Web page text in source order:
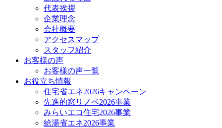
代表挨拶
企業理念
会社概要
アクセスマップ
スタッフ紹介
お客様の声
お客様の声一覧
お役立ち情報
住宅省エネ2026キャンペーン
先進的窓リノベ2026事業
みらいエコ住宅2026事業
給湯省エネ2026事業